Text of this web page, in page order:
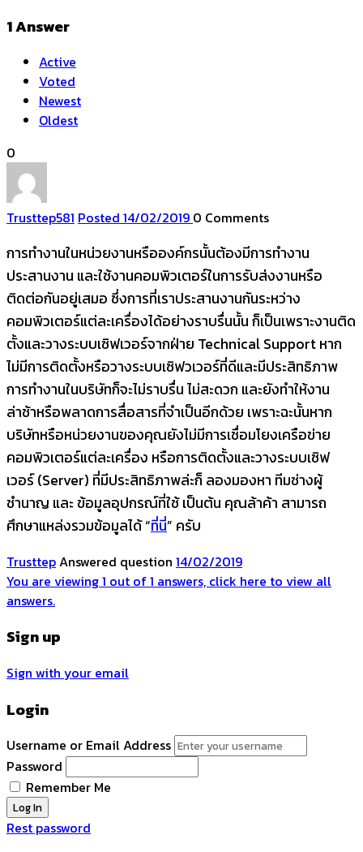
1Answer
Active
Voted
Newest
Oldest
0
Trusttep581 Posted 14/02/2019 0 Comments
การทำงานในหน่วยงานหรือองค์กรนั้นต้องมีการทำงาน
ประสานงาน และใช้งานคอมพิวเตอร์ในการรับส่งงานหรือ
ติดต่อกันอยู่เสมอ ซึ่งการที่เราประสานงานกันระหว่าง
คอมพิวเตอร์แต่ละเครื่องได้อย่างราบรื่นนั้น ก็เป็นเพราะงานติด
ตั้งและวางระบบเซิฟเวอร์จากฝ่าย Technical Support หาก
ไม่มีการติดตั้งหรือวางระบบเซิฟวเวอร์ที่ดีและมีประสิทธิภาพ
การทำงานในบริษัทก็จะไม่ราบรื่น ไม่สะดวก และยังทำให้งาน
ล่าช้าหรือพลาดการสื่อสารที่จำเป็นอีกด้วย เพราะฉะนั้นหาก
บริษัทหรือหน่วยงานของคุณยังไม่มีการเชื่อมโยงเครือข่าย
คอมพิวเตอร์แต่ละเครื่อง หรือการติดตั้งและวางระบบเซิฟ
เวอร์ (Server) ที่มีประสิทธิภาพล่ะก็ ลองมองหา ทีมช่างผู้
ชำนาญ และ ข้อมูลอุปกรณ์ที่ใช้ เป็นต้น คุณล้าค้า สามารถ
ศึกษาแหล่งรวมข้อมูลได้ “ที่นี่” ครับ
TrusttepAnswered question 14/02/2019
You are viewing 1 out of 1 answers, click here to view all
answers.
Sign up
Sign with your email
Login
Username or Email Address
Password
Remember Me
Rest password